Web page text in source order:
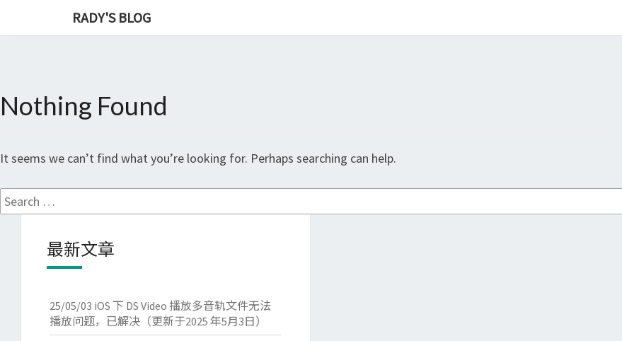
RADY'S BLOG
Nothing
Found
Nothing Found
It seems we can’t find what you’re looking for. Perhaps searching can help.
Search
for:
最新文章
25/05/03 iOS 下 DS Video 播放多音轨文件无法
播放问题，已解决（更新于2025 年5月3日）